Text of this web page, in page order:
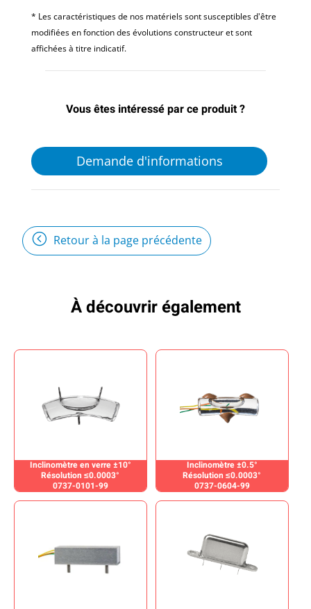
* Les caractéristiques de nos matériels sont susceptibles d'être
modifiées en fonction des évolutions constructeur et sont
affichées à titre indicatif.
Vous êtes intéressé par ce produit ?
Demande d'informations
Retour à la page précédente
À découvrir également
Inclinomètre en verre ±10°
Résolution ≤0.0003°
0737-0101-99
Inclinomètre ±0.5°
Résolution ≤0.0003°
0737-0604-99